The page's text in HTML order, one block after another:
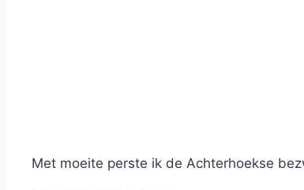
Met moeite perste ik de Achterhoekse